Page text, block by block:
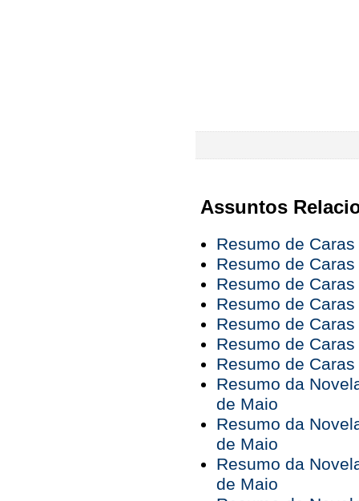
Assuntos
Resumo de
Resumo de
Resumo de
Resumo de
Resumo de
Resumo de
Resumo de
Resumo da
de Maio
Resumo da
de Maio
Resumo da
de Maio